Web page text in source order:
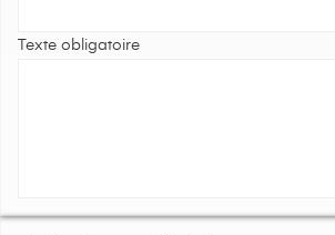
Texte obligatoire